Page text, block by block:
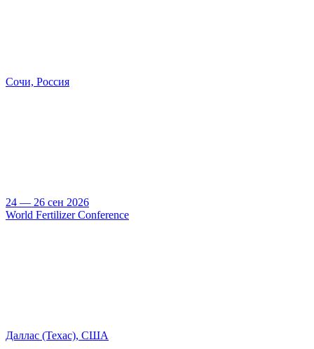
Сочи, Россия
24 — 26 сен 2026
World Fertilizer Conference
Даллас (Техас), США